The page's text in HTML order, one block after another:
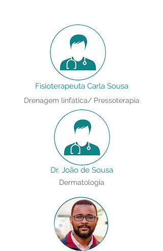
Fisioterapeuta Carla Sousa
Drenagem linfática/ Pressoterapia
Dr. João de Sousa
Dermatologia